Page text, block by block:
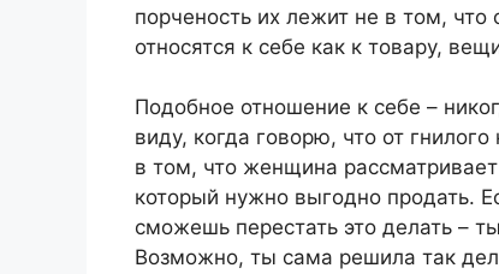
порченость их лежит не в том, что
относятся к себе как к товару,
Подобное отношение к себе –
виду, когда говорю, что от
в том, что женщина
который нужно выгодно продать.
сможешь перестать это делать –
Возможно, ты сама решила так